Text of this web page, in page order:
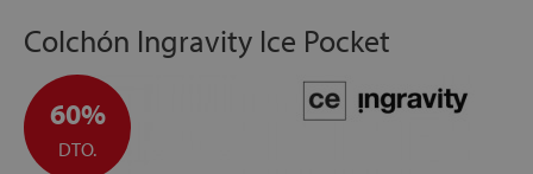
Colchón Ingravity Ice Pocket
60%
DTO.